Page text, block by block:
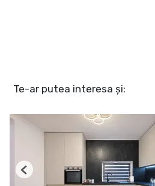
Te-ar putea interesa și:
Previous